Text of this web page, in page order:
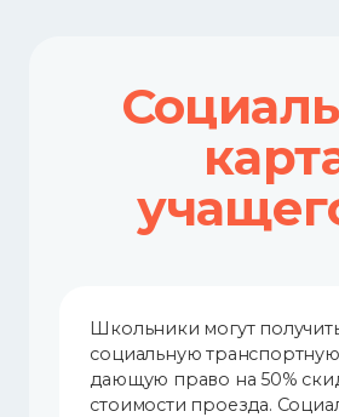
Школьники могут
социальную транспортную
дающую право на 50%
стоимости проезда.